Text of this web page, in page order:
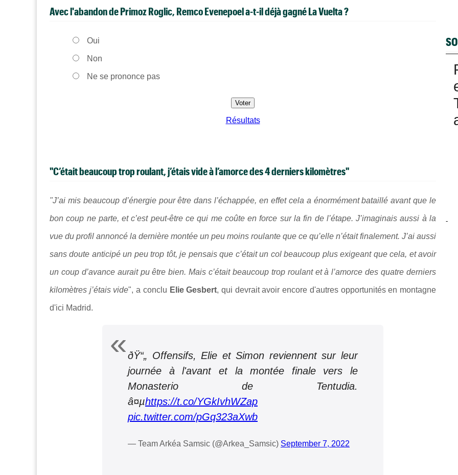
Avec l'abandon de Primoz Roglic, Remco Evenepoel a-t-il déjà gagné La Vuelta ?
Oui
Non
Ne se prononce pas
Résultats
"C’était beaucoup trop roulant, j’étais vide à l’amorce des 4 derniers kilomètres"
"J’ai mis beaucoup d’énergie pour être dans l’échappée, en effet cela a énormément bataillé avant que le
bon coup ne parte, et c’est peut-être ce qui me coûte en force sur la fin de l’étape. J’imaginais aussi à la
vue du profil annoncé la dernière montée un peu moins roulante que ce qu’elle n’était finalement. J’ai aussi
sans doute anticipé un peu trop tôt, je pensais que c’était un col beaucoup plus exigeant que cela, et avoir
un coup d’avance aurait pu être bien. Mais c’était beaucoup trop roulant et à l’amorce des quatre derniers
kilomètres j’étais vide", a conclu Elie Gesbert, qui devrait avoir encore d'autres opportunités en montagne
d'ici Madrid.
ðŸ“„ Offensifs, Elie et Simon reviennent sur leur
journée à l'avant et la montée finale vers le
Monasterio de Tentudia.
â¤µhttps://t.co/YGkIvhWZap
pic.twitter.com/pGq323aXwb
— Team Arkéa Samsic (@Arkea_Samsic) September 7, 2022
-